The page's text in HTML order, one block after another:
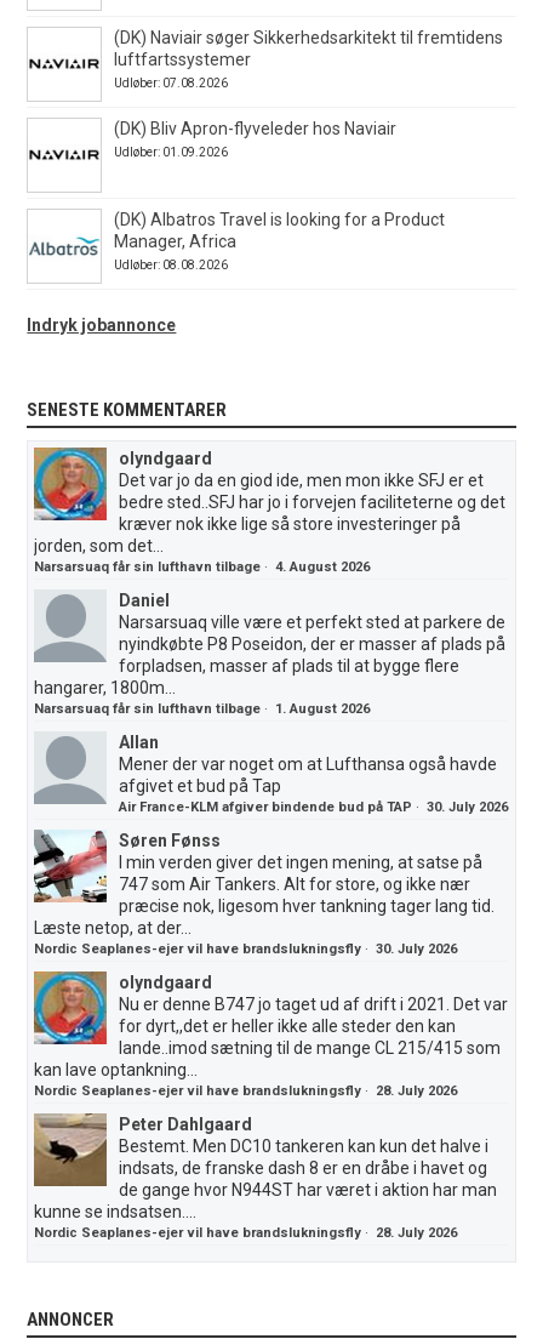
(DK) Naviair søger Sikkerhedsarkitekt til fremtidens
luftfartssystemer
Udløber: 07.08.2026
(DK) Bliv Apron-flyveleder hos Naviair
Udløber: 01.09.2026
(DK) Albatros Travel is looking for a Product
Manager, Africa
Udløber: 08.08.2026
Indryk jobannonce
SENESTE KOMMENTARER
olyndgaard
Det var jo da en giod ide, men mon ikke SFJ er et
bedre sted..SFJ har jo i forvejen faciliteterne og det
kræver nok ikke lige så store investeringer på
jorden, som det...
Narsarsuaq får sin lufthavn tilbage ·4. August 2026
Daniel
Narsarsuaq ville være et perfekt sted at parkere de
nyindkøbte P8 Poseidon, der er masser af plads på
forpladsen, masser af plads til at bygge flere
hangarer, 1800m...
Narsarsuaq får sin lufthavn tilbage · 1. August 2026
Allan
Mener der var noget om at Lufthansa også havde
afgivet et bud på Tap
Air France-KLM afgiver bindende bud på TAP ·30. July 2026
Søren Fønss
I min verden giver det ingen mening, at satse på
747 som Air Tankers. Alt for store, og ikke nær
præcise nok, ligesom hver tankning tager lang tid.
Læste netop, at der...
Nordic Seaplanes-ejer vil have brandslukningsfly ·30. July 2026
olyndgaard
Nu er denne B747 jo taget ud af drift i 2021. Det var
for dyrt,,det er heller ikke alle steder den kan
lande..imod sætning til de mange CL 215/415 som
kan lave optankning...
Nordic Seaplanes-ejer vil have brandslukningsfly · 28. July 2026
Peter Dahlgaard
Bestemt. Men DC10 tankeren kan kun det halve i
indsats, de franske dash 8 er en dråbe i havet og
de gange hvor N944ST har været i aktion har man
kunne se indsatsen....
Nordic Seaplanes-ejer vil have brandslukningsfly · 28. July 2026
ANNONCER